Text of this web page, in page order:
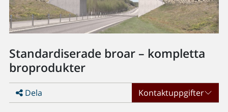
Standardiserade broar – kompletta
broprodukter
Dela Kontaktuppgifter